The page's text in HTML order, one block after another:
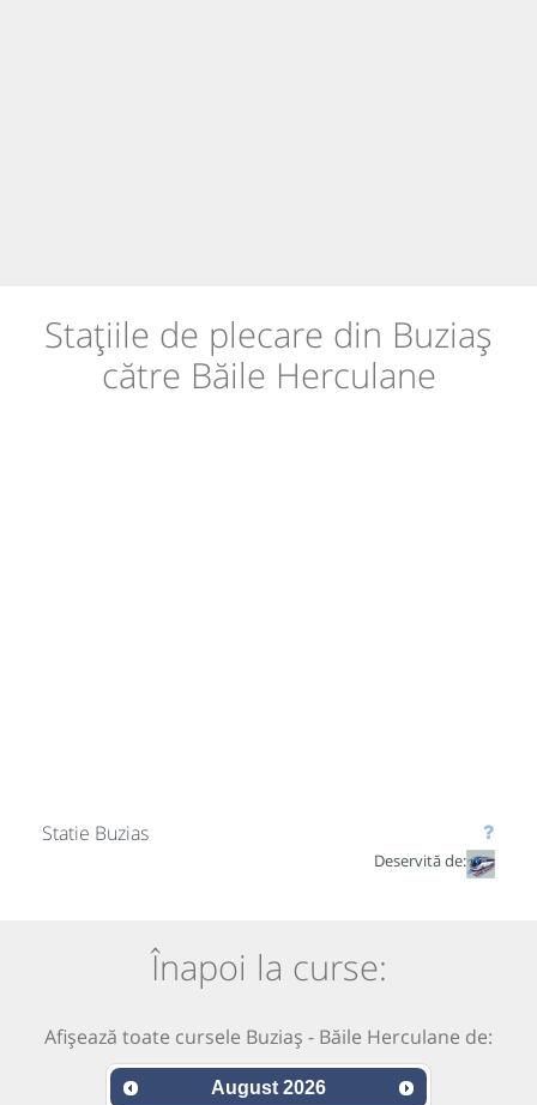
Stațiile de plecare din Buziaș
către Băile Herculane
Statie Buzias
Deservită de:
Înapoi la curse:
Afișează toate cursele Buziaș - Băile Herculane de:
August 2026